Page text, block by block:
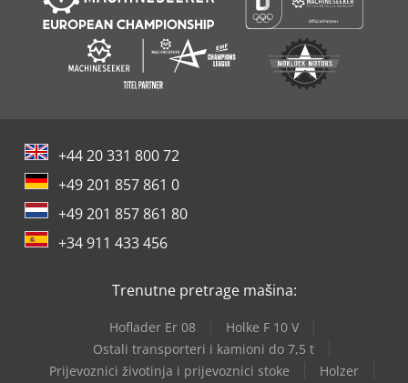
+44 20 331 800 72
+49 201 857 861 0
+49 201 857 861 80
+34 911 433 456
Trenutne pretrage mašina:
Hoflader Er 08
Holke F 10 V
Ostali transporteri i kamioni do 7,5 t
Prijevoznici životinja i prijevoznici stoke
Holzer